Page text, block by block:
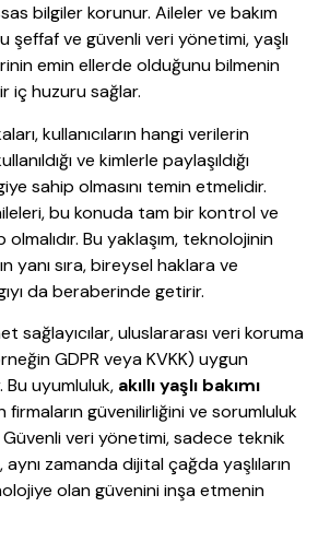
bilgiler korunur. Aileler ve bakım
şeffaf ve güvenli veri yönetimi, yaşlı
emin ellerde olduğunu bilmenin
iç huzuru sağlar.
kullanıcıların hangi verilerin
ve kimlerle paylaşıldığı
sahip olmasını temin etmelidir.
bu konuda tam bir kontrol ve
olmalıdır. Bu yaklaşım, teknolojinin
yanı sıra, bireysel haklara ve
da beraberinde getirir.
sağlayıcılar, uluslararası veri koruma
GDPR veya KVKK) uygun
uyumluluk, akıllı yaşlı bakımı
firmaların güvenilirliğini ve sorumluluk
veri yönetimi, sadece teknik
zamanda dijital çağda yaşlıların
olan güvenini inşa etmenin